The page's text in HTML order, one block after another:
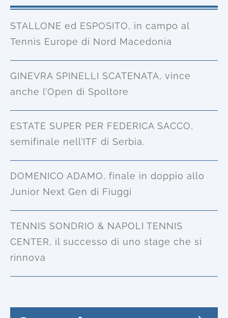
STALLONE ed ESPOSITO, in campo al
Tennis Europe di Nord Macedonia
GINEVRA SPINELLI SCATENATA, vince
anche l’Open di Spoltore
ESTATE SUPER PER FEDERICA SACCO,
semifinale nell’ITF di Serbia.
DOMENICO ADAMO, finale in doppio allo
Junior Next Gen di Fiuggi
TENNIS SONDRIO & NAPOLI TENNIS
CENTER, il successo di uno stage che si
rinnova